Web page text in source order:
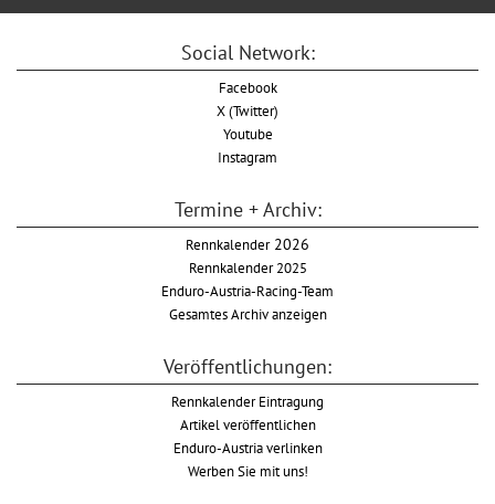
Social Network:
Facebook
X (Twitter)
Youtube
Instagram
Termine + Archiv:
Rennkalender2026
Rennkalender 2025
Enduro-Austria-Racing-Team
Gesamtes Archiv anzeigen
Veröffentlichungen:
Rennkalender Eintragung
Artikel veröffentlichen
Enduro-Austria verlinken
Werben Sie mit uns!